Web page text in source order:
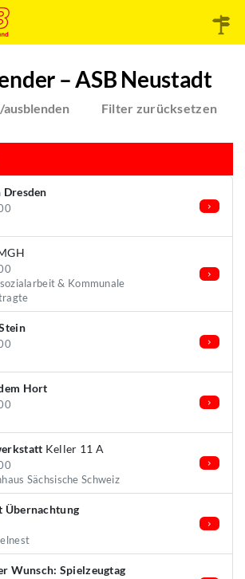
– ASB Neustadt
Filter zurücksetzen
Dresden
& Kommunale
Hort
Keller 11 A
Sächsische Schweiz
Übernachtung
Wunsch: Spielzeugtag